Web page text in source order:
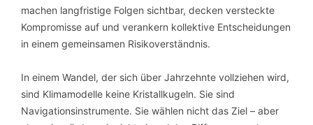
machen langfristige Folgen sichtbar, decken versteckte
Kompromisse auf und verankern kollektive Entscheidungen
in einem gemeinsamen Risikoverständnis.
In einem Wandel, der sich über Jahrzehnte vollziehen wird,
sind Klimamodelle keine Kristallkugeln. Sie sind
Navigationsinstrumente. Sie wählen nicht das Ziel – aber